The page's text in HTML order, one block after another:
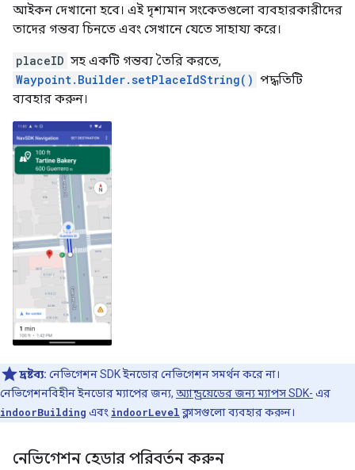
আইকন দেখানো হবে। এই দৃশ্যমান সংকেতগুলো ব্যবহারকারীদের
তাদের গন্তব্য চিনতে এবং সেখানে যেতে সাহায্য করে।
placeID সহ একটি গন্তব্য তৈরি করতে,
Waypoint.Builder.setPlaceIdString() পদ্ধতিটি
ব্যবহার করুন।
দ্রষ্টব্য: নেভিগেশন SDK ইনডোর নেভিগেশন সমর্থন করে না।
নেভিগেশনবিহীন ইনডোর ম্যাপের জন্য, অ্যান্ড্রয়েডের জন্য ম্যাপস SDK- এর
indoorBuilding এবং indoorLevelক্লাসগুলো ব্যবহার করুন।
নেভিগেশন হেডার পরিবর্তন করুন